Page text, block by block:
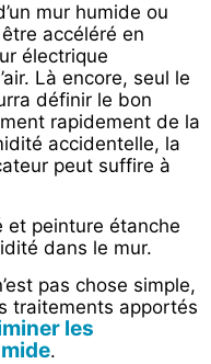
mur humide ou
accéléré en
électrique
Là encore, seul le
définir le bon
rapidement de la
accidentelle, la
peut suffire à
et peinture étanche
dans le mur.
pas chose simple,
traitements apportés
les
.